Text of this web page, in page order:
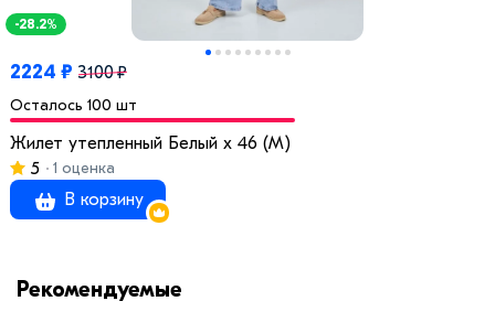
-28.2%
2224 ₽ 3100 ₽
Осталось 100 шт
Жилет утепленный Белый x 46 (M)
5
1 оценка
В корзину
Рекомендуемые